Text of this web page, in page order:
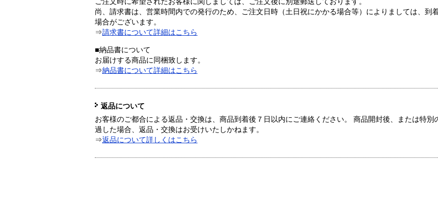
ご注文時に希望されたお客様に関しましては、ご注文後に別途郵送しております。
尚、請求書は、営業時間内での発行のため、ご注文日時（土日祝にかかる場合等）によりましては、到
場合がございます。
⇒請求書について詳細はこちら
■納品書について
お届けする商品に同梱致します。
⇒納品書について詳細はこちら
返品について
お客様のご都合による返品・交換は、商品到着後７日以内にご連絡ください。 商品開封後、または特別
過した場合、返品・交換はお受けいたしかねます。
⇒返品について詳しくはこちら